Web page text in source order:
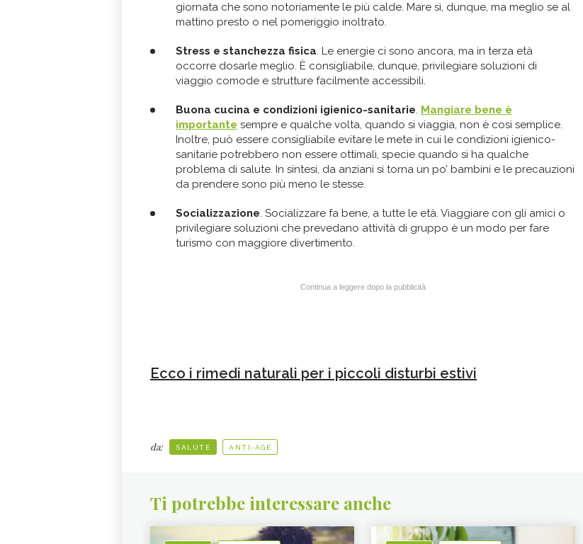
giornata che sono notoriamente le più calde. Mare sì, dunque, ma meglio se al
mattino presto o nel pomeriggio inoltrato.
Stress e stanchezza fisica. Le energie ci sono ancora, ma in terza età
occorre dosarle meglio. È consigliabile, dunque, privilegiare soluzioni di
viaggio comode e strutture facilmente accessibili.
Buona cucina e condizioni igienico-sanitarie. Mangiare bene è
importante sempre e qualche volta, quando si viaggia, non è così semplice.
Inoltre, può essere consigliabile evitare le mete in cui le condizioni igienico-
sanitarie potrebbero non essere ottimali, specie quando si ha qualche
problema di salute. In sintesi, da anziani si torna un po’ bambini e le precauzioni
da prendere sono più meno le stesse.
Socializzazione. Socializzare fa bene, a tutte le età. Viaggiare con gli amici o
privilegiare soluzioni che prevedano attività di gruppo è un modo per fare
turismo con maggiore divertimento.
Continua a leggere dopo la pubblicità
Ecco i rimedi naturali per i piccoli disturbi estivi
da: SALUTE ANTI-AGE
Ti potrebbe interessare anche